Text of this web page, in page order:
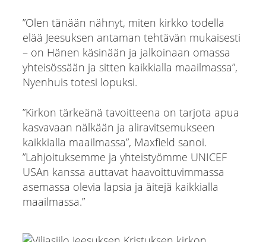
”Olen tänään nähnyt, miten kirkko todella
elää Jeesuksen antaman tehtävän mukaisesti
– on Hänen käsinään ja jalkoinaan omassa
yhteisössään ja sitten kaikkialla maailmassa”,
Nyenhuis totesi lopuksi.
”Kirkon tärkeänä tavoitteena on tarjota apua
kasvavaan nälkään ja aliravitsemukseen
kaikkialla maailmassa”, Maxfield sanoi.
”Lahjoituksemme ja yhteistyömme UNICEF
USAn kanssa auttavat haavoittuvimmassa
asemassa olevia lapsia ja äitejä kaikkialla
maailmassa.”